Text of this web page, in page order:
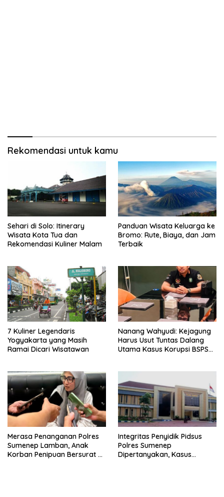
Rekomendasi untuk kamu
Sehari di Solo: Itinerary
Wisata Kota Tua dan
Rekomendasi Kuliner Malam
Panduan Wisata Keluarga ke
Bromo: Rute, Biaya, dan Jam
Terbaik
7 Kuliner Legendaris
Yogyakarta yang Masih
Ramai Dicari Wisatawan
Nanang Wahyudi: Kejagung
Harus Usut Tuntas Dalang
Utama Kasus Korupsi BSPS
Merasa Penanganan Polres
Sumenep Lamban, Anak
Korban Penipuan Bersurat ke
Integritas Penyidik Pidsus
Polres Sumenep
Dipertanyakan, Kasus